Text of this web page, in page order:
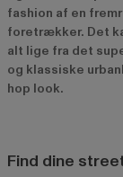
fashion af en
foretrækker. Det
alt lige fra det
og klassiske
hop look.
Find dine